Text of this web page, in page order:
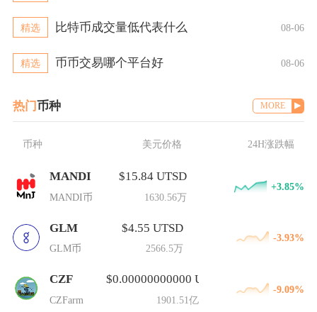
精选 比特币成交量低代表什么 08-06
精选 币币交易哪个平台好 08-06
热门 币种 MORE
币种 美元价格 24H涨跌幅
MANDI
MANDI币
$15.84 UTSD
1630.56万
+3.85%
GLM
GLM币
$4.55 UTSD
2566.5万
-3.93%
CZF
CZFarm
$0.00000000000 UTSD
1901.51亿
-9.09%